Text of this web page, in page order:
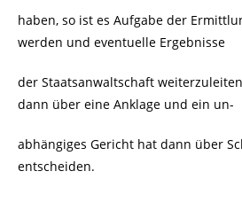
haben, so ist es Aufgabe der
werden und eventuelle Ergebnisse
der Staatsanwaltschaft
dann über eine Anklage und ein un-
abhängiges Gericht hat dann über
entscheiden.